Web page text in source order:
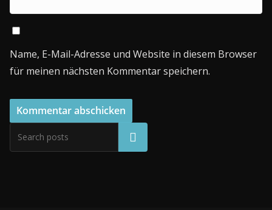
Name, E-Mail-Adresse und Website in diesem Browser
für meinen nächsten Kommentar speichern.
Suchen